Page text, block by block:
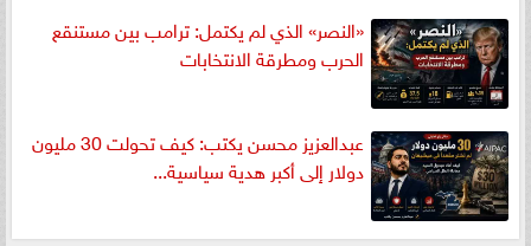
«النصر» الذي لم يكتمل: ترامب بين مستنقع
الحرب ومطرقة الانتخابات
عبدالعزيز محسن يكتب: كيف تحولت 30 مليون
دولار إلى أكبر هدية سياسية...